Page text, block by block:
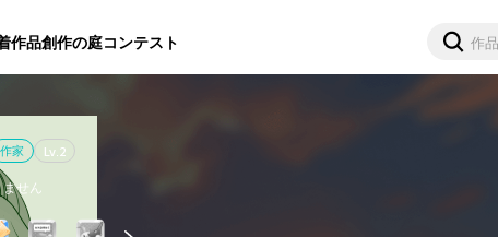
作品創作の庭コンテスト
作家 Lv. 2
せん